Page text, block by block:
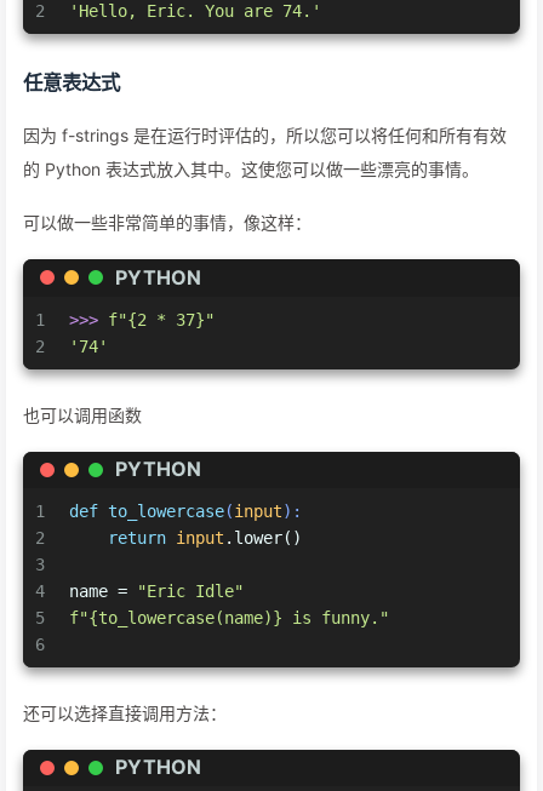
2
'Hello, Eric. You are 74.'
任意表达式
因为 f-strings 是在运行时评估的，所以您可以将任何和所有有效
的 Python 表达式放入其中。这使您可以做一些漂亮的事情。
可以做一些非常简单的事情，像这样：
PYTHON
1
2
>>> f"{2 * 37}"
'74'
也可以调用函数
PYTHON
1
2
3
4
5
6
def to_lowercase(input):
return input .lower()
name =
"Eric Idle"
f"{to_lowercase(name)} is funny."
还可以选择直接调用方法：
PYTHON